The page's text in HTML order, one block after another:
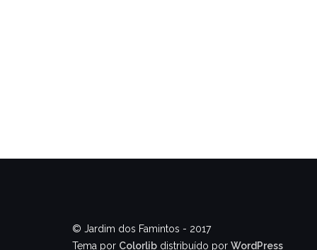
© Jardim dos Famintos - 2017
Tema por Colorlib distribuído por WordPress